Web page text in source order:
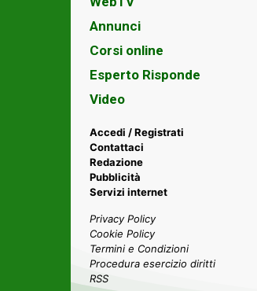
Annunci
Corsi online
Esperto Risponde
Video
Accedi / Registrati
Contattaci
Redazione
Pubblicità
Servizi internet
Privacy Policy
Cookie Policy
Termini e Condizioni
Procedura esercizio diritti
RSS